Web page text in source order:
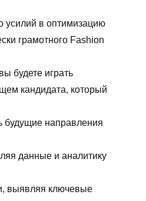
усилий в оптимизацию
грамотного Fashion
будете играть
кандидата, который
будущие направления
данные и аналитику
выявляя ключевые